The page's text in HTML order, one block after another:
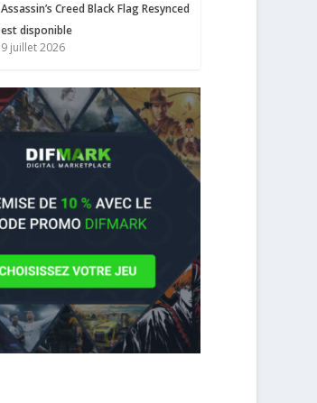
Assassin’s Creed Black Flag Resynced
est disponible
9 juillet 2026